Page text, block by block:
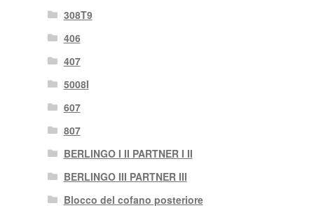
308T9
406
407
5008I
607
807
BERLINGO I II PARTNER I II
BERLINGO III PARTNER III
Blocco del cofano posteriore